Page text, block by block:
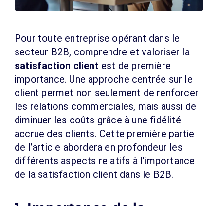
Pour toute entreprise opérant dans le
secteur B2B, comprendre et valoriser la
satisfaction client est de première
importance. Une approche centrée sur le
client permet non seulement de renforcer
les relations commerciales, mais aussi de
diminuer les coûts grâce à une fidélité
accrue des clients. Cette première partie
de l’article abordera en profondeur les
différents aspects relatifs à l’importance
de la satisfaction client dans le B2B.